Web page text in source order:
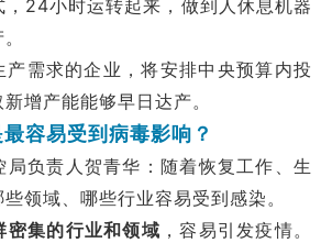
24小时运转起来，做到人休息机器
产需求的企业，将安排中央预算内投
增产能能够早日达产。
容易受到病毒影响？
局负责人贺青华：随着恢复工作、生
领域、哪些行业容易受到感染。
密集的行业和领域 ，容易引发疫情。